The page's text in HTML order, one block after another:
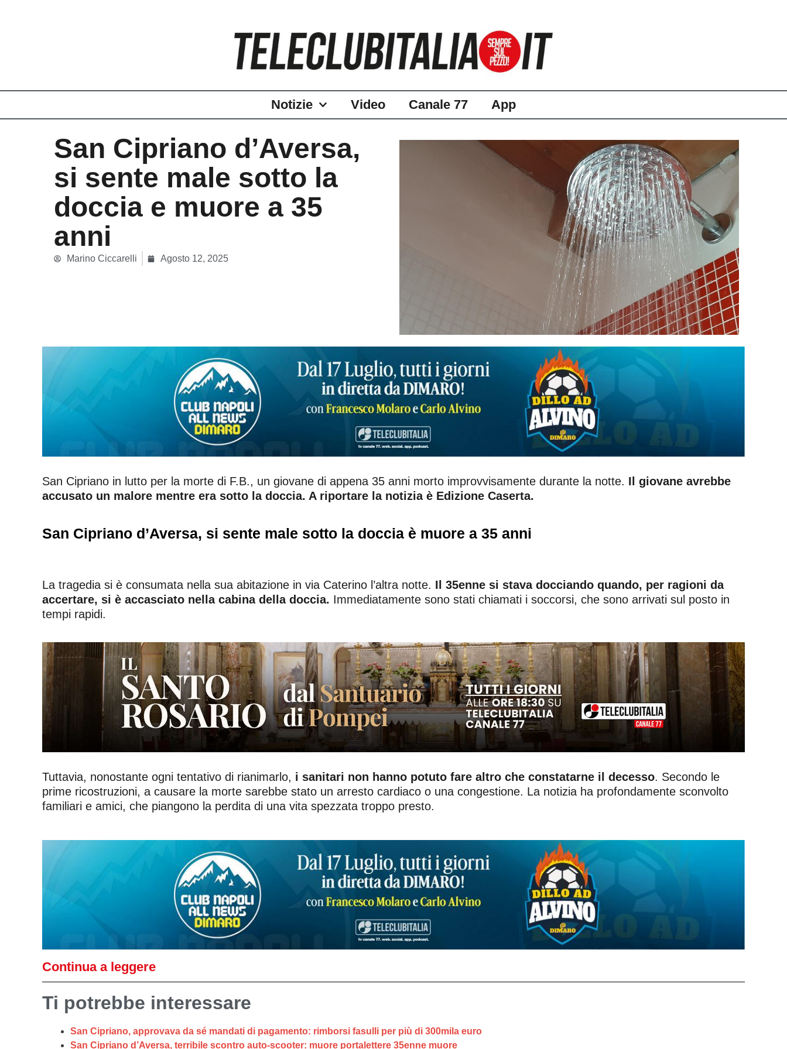
Notizie Video Canale 77 App
San Cipriano d’Aversa,
si sente male sotto la
doccia e muore a 35
anni
Marino Ciccarelli Agosto 12, 2025
San Cipriano in lutto per la morte di F.B., un giovane di appena 35 anni morto improvvisamente durante la notte. Il giovane avrebbe
accusato un malore mentre era sotto la doccia. A riportare la notizia è Edizione Caserta.
San Cipriano d’Aversa, si sente male sotto la doccia è muore a 35 anni
La tragedia si è consumata nella sua abitazione in via Caterino l’altra notte. Il 35enne si stava docciando quando, per ragioni da
accertare, si è accasciato nella cabina della doccia. Immediatamente sono stati chiamati i soccorsi, che sono arrivati sul posto in
tempi rapidi.
Tuttavia, nonostante ogni tentativo di rianimarlo, i sanitari non hanno potuto fare altro che constatarne il decesso. Secondo le
prime ricostruzioni, a causare la morte sarebbe stato un arresto cardiaco o una congestione. La notizia ha profondamente sconvolto
familiari e amici, che piangono la perdita di una vita spezzata troppo presto.
Continua a leggere
Ti potrebbe interessare
San Cipriano, approvava da sé mandati di pagamento: rimborsi fasulli per più di 300mila euro
San Cipriano d’Aversa, terribile scontro auto-scooter: muore portalettere 35enne muore